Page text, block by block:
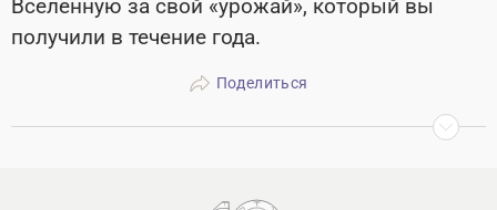
Вселенную за свой «урожай», который вы
получили в течение года.
Поделиться